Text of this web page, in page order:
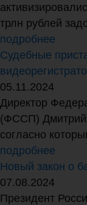
трлн рублей
подробнее
Судебные
05.11.2024
Директор
(ФССП) Дмитрий
согласно
подробнее
Новый закон о
07.08.2024
Президент